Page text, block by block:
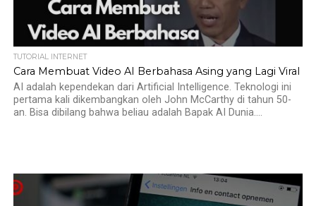
TUTORIAL INTERNET
Cara Membuat Video AI Berbahasa Asing yang Lagi Viral
AI adalah kependekan dari Artificial Intelligence. Teknologi ini
pertama kali dikembangkan oleh John McCarthy di tahun 50-
an. Bisa dibilang bahwa beliau adalah Bapak AI Dunia....